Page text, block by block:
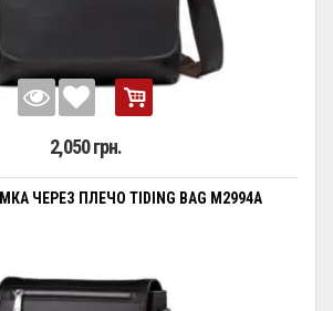
2,050 грн.
ЧЕРЕЗ ПЛЕЧО TIDING BAG M2994A